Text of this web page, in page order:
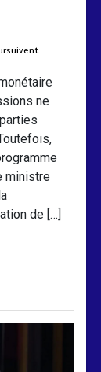
ne
ministre
de […]